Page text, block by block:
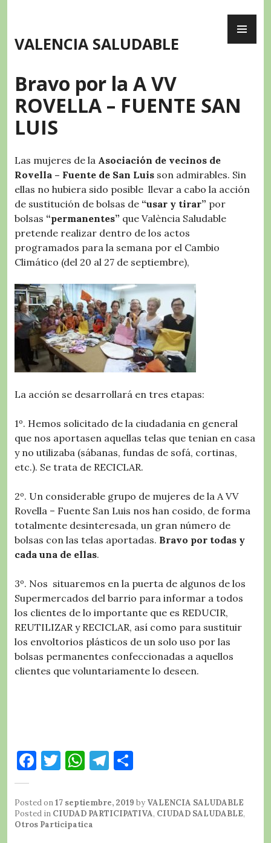
content
VALENCIA SALUDABLE
Bravo por la A VV
ROVELLA – FUENTE SAN
LUIS
Las mujeres de la Asociación de vecinos de
Rovella – Fuente de San Luis son admirables. Sin
ellas no hubiera sido posible llevar a cabo la acción
de sustitución de bolsas de “usar y tirar” por
bolsas “permanentes” que València Saludable
pretende realizar dentro de los actos
programados para la semana por el Cambio
Climático (del 20 al 27 de septiembre),
La acción se desarrollará en tres etapas:
1º. Hemos solicitado de la ciudadania en general
que nos aportasen aquellas telas que tenian en casa
y no utilizaba (sábanas, fundas de sofá, cortinas,
etc.). Se trata de RECICLAR.
2º. Un considerable grupo de mujeres de la A VV
Rovella – Fuente San Luis nos han cosido, de forma
totalmente desinteresada, un gran número de
bolsas con las telas aportadas. Bravo por todas y
cada una de ellas.
3º. Nos situaremos en la puerta de algunos de los
Supermercados del barrio para informar a todos
los clientes de lo importante que es REDUCIR,
REUTILIZAR y RECICLAR, así como para sustituir
los envoltorios plásticos de un solo uso por las
bolsas permanentes confeccionadas a aquellos
clientes que voluntariamente lo deseen.
F
c
e
T
it
te
W
at
s
T
e
g
m
p
Posted on17 septiembre, 2019 by VALENCIA SALUDABLE
Posted in CIUDAD PARTICIPATIVA, CIUDAD SALUDABLE,
Otros Participatica